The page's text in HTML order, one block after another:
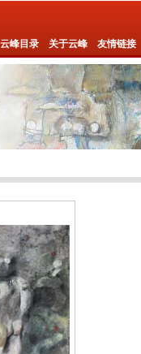
云峰目录 关于云峰 友情链接